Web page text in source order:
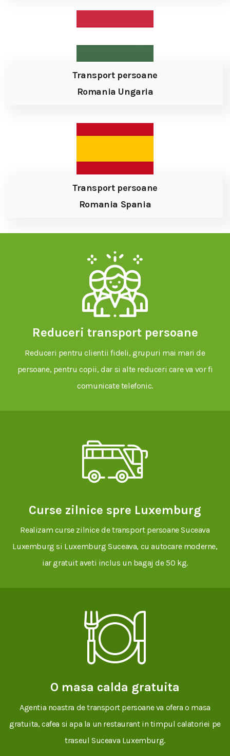
Transport persoane
Romania Ungaria
Transport persoane
Romania Spania
Reduceri transport persoane
Reduceri pentru clientii fideli, grupuri mai mari de
persoane, pentru copii, dar si alte reduceri care va vor fi
comunicate telefonic.
Curse zilnice spre Luxemburg
Realizam curse zilnice de transport persoane Suceava
Luxemburg si Luxemburg Suceava, cu autocare moderne,
iar gratuit aveti inclus un bagaj de 50 kg.
O masa calda gratuita
Agentia noastra de transport persoane va ofera o masa
gratuita, cafea si apa la un restaurant in timpul calatoriei pe
traseul Suceava Luxemburg.